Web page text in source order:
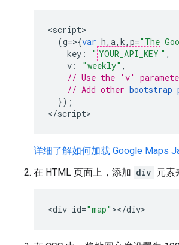
<script
(g=>{var h, a, k, p="The
key : " YOUR_API_KEY " ,
v : "weekly" ,
// Use the 'v'
// Add other bootstrap
});
</script>
详细了解如何加载 Google Maps
在 HTML 页面上，添加 div 元素
<div id="map" ></div>